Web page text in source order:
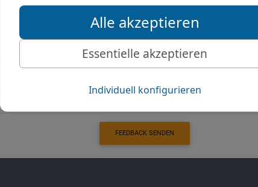
Möchtest du uns Feedback geben?
Bewertung der Bibelthek
FEEDBACK SENDEN